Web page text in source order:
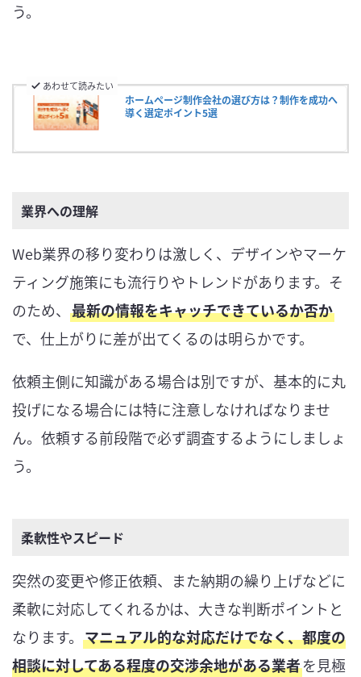
う。
あわせて読みたい
ホームページ制作会社の選び方は？制作を成功へ
導く選定ポイント5選
業界への理解
Web業界の移り変わりは激しく、デザインやマーケ
ティング施策にも流行りやトレンドがあります。そ
のため、 最新の情報をキャッチできているか否か
で、仕上がりに差が出てくるのは明らかです。
依頼主側に知識がある場合は別ですが、基本的に丸
投げになる場合には特に注意しなければなりませ
ん。依頼する前段階で必ず調査するようにしましょ
う。
柔軟性やスピード
突然の変更や修正依頼、また納期の繰り上げなどに
柔軟に対応してくれるかは、大きな判断ポイントと
なります。 マニュアル的な対応だけでなく、都度の
相談に対してある程度の交渉余地がある業者を見極